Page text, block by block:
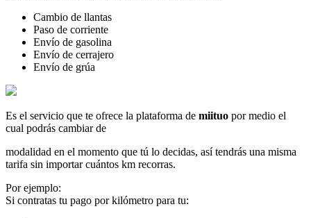
Cambio de llantas
Paso de corriente
Envío de gasolina
Envío de cerrajero
Envío de grúa
Es el servicio que te ofrece la plataforma de miituo por medio el
cual podrás cambiar de
modalidad en el momento que tú lo decidas, así tendrás una misma
tarifa sin importar cuántos km recorras.
Por ejemplo:
Si contratas tu pago por kilómetro para tu: